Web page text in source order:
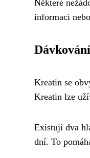
Některé
informaci
Kreatin se
Kreatin lze
Existují dva
dní. To